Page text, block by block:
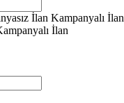
İlan Kampanyalı İlan
İlan